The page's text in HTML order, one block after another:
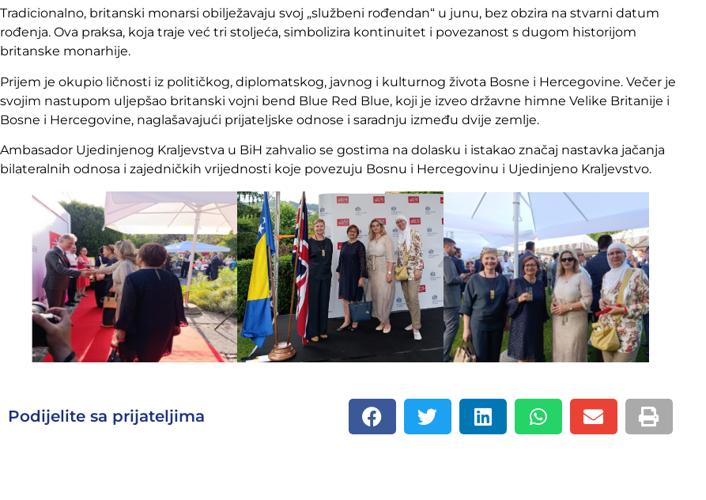
Tradicionalno, britanski monarsi obilježavaju svoj „službeni rođendan“ u junu, bez obzira na stvarni datum
rođenja. Ova praksa, koja traje već tri stoljeća, simbolizira kontinuitet i povezanost s dugom historijom
britanske monarhije.
Prijem je okupio ličnosti iz političkog, diplomatskog, javnog i kulturnog života Bosne i Hercegovine. Večer je
svojim nastupom uljepšao britanski vojni bend Blue Red Blue, koji je izveo državne himne Velike Britanije i
Bosne i Hercegovine, naglašavajući prijateljske odnose i saradnju između dvije zemlje.
Ambasador Ujedinjenog Kraljevstva u BiH zahvalio se gostima na dolasku i istakao značaj nastavka jačanja
bilateralnih odnosa i zajedničkih vrijednosti koje povezuju Bosnu i Hercegovinu i Ujedinjeno Kraljevstvo.
Podijelite sa prijateljima